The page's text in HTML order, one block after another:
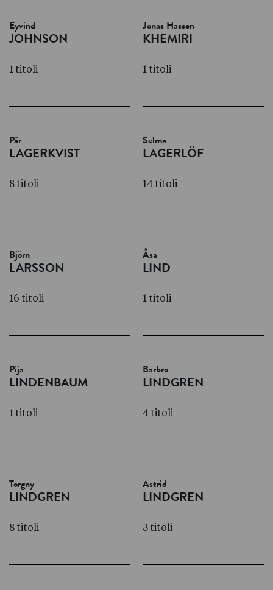
Eyvind
JOHNSON
1 titoli
Jonas Hassen
KHEMIRI
1 titoli
Pär
LAGERKVIST
8 titoli
Selma
LAGERLÖF
14 titoli
Björn
LARSSON
16 titoli
Åsa
LIND
1 titoli
Pija
LINDENBAUM
1 titoli
Barbro
LINDGREN
4 titoli
Torgny
LINDGREN
8 titoli
Astrid
LINDGREN
3 titoli